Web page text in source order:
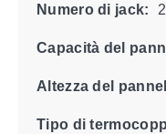
Numero di jack:
Capacità del
Altezza del
Tipo di